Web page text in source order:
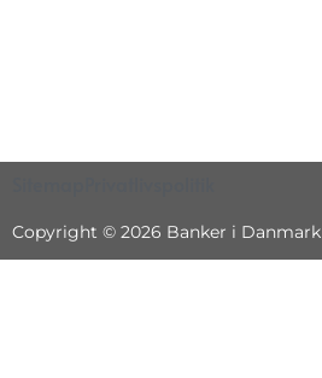
Copyright © 2026 Banker i Danmark